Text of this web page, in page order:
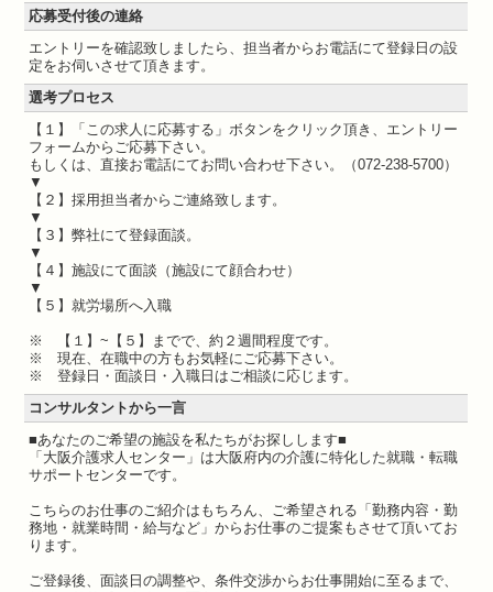
応募受付後の連絡
エントリーを確認致しましたら、担当者からお電話にて登録日の設
定をお伺いさせて頂きます。
選考プロセス
【１】「この求人に応募する」ボタンをクリック頂き、エントリー
フォームからご応募下さい。
もしくは、直接お電話にてお問い合わせ下さい。（072-238-5700）
▼
【２】採用担当者からご連絡致します。
▼
【３】弊社にて登録面談。
▼
【４】施設にて面談（施設にて顔合わせ）
▼
【５】就労場所へ入職
※ 【１】~【５】までで、約２週間程度です。
※ 現在、在職中の方もお気軽にご応募下さい。
※ 登録日・面談日・入職日はご相談に応じます。
コンサルタントから一言
■あなたのご希望の施設を私たちがお探しします■
「大阪介護求人センター」は大阪府内の介護に特化した就職・転職
サポートセンターです。
こちらのお仕事のご紹介はもちろん、ご希望される「勤務内容・勤
務地・就業時間・給与など」からお仕事のご提案もさせて頂いてお
ります。
ご登録後、面談日の調整や、条件交渉からお仕事開始に至るまで、